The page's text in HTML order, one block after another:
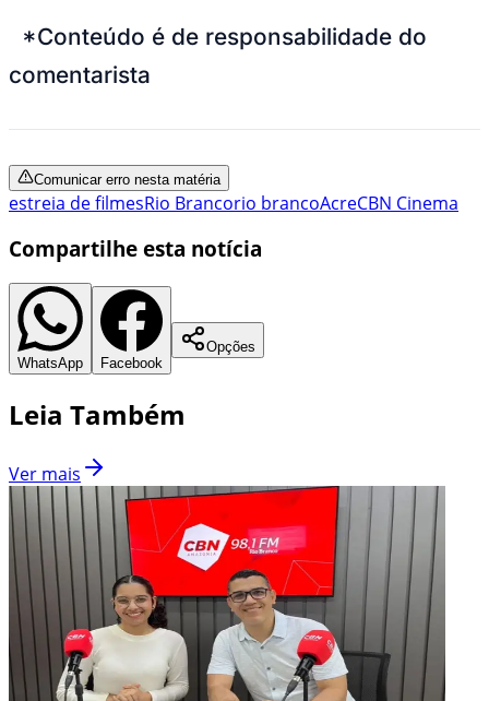
*Conteúdo é de responsabilidade do
comentarista
Comunicar erro nesta matéria
estreia de filmesRio Brancorio brancoAcreCBN Cinema
Compartilhe esta notícia
WhatsApp Facebook
Opções
Leia Também
Ver mais